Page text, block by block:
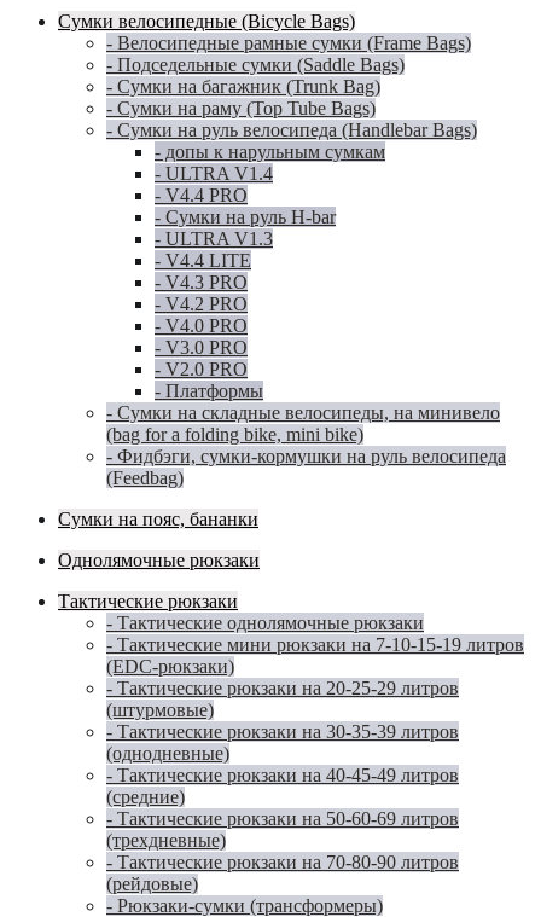
Сумки велосипедные (Bicycle Bags)
- Велосипедные рамные сумки (Frame Bags)
- Подседельные сумки (Saddle Bags)
- Сумки на багажник (Trunk Bag)
- Сумки на раму (Top Tube Bags)
- Сумки на руль велосипеда (Handlebar Bags)
- допы к нарульным сумкам
- ULTRA V1.4
- V4.4 PRO
- Сумки на руль H-bar
- ULTRA V1.3
- V4.4 LITE
- V4.3 PRO
- V4.2 PRO
- V4.0 PRO
- V3.0 PRO
- V2.0 PRO
- Платформы
- Сумки на складные велосипеды, на минивело
(bag for a folding bike, mini bike)
- Фидбэги, сумки-кормушки на руль велосипеда
(Feedbag)
Сумки на пояс, бананки
Однолямочные рюкзаки
Тактические рюкзаки
- Тактические однолямочные рюкзаки
- Тактические мини рюкзаки на 7-10-15-19 литров
(EDC-рюкзаки)
- Тактические рюкзаки на 20-25-29 литров
(штурмовые)
- Тактические рюкзаки на 30-35-39 литров
(однодневные)
- Тактические рюкзаки на 40-45-49 литров
(средние)
- Тактические рюкзаки на 50-60-69 литров
(трехдневные)
- Тактические рюкзаки на 70-80-90 литров
(рейдовые)
- Рюкзаки-сумки (трансформеры)